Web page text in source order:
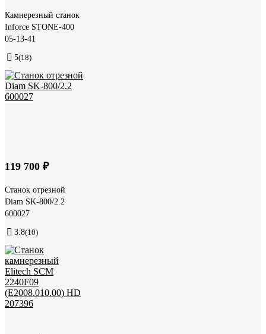
Камнерезный станок
Inforce STONE-400
05-13-41
5(18)
119 700 ₽
Станок отрезной
Diam SK-800/2.2
600027
3.8(10)